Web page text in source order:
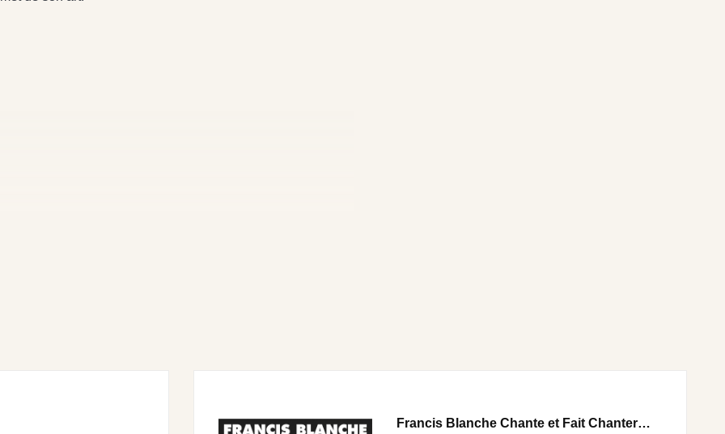
Francis Blanche Chante et Fait Chanter…